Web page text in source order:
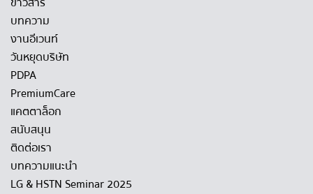
บทความ
งานอีเวนท์
วันหยุดบริษัท
PDPA
PremiumCare
แคตตาล็อก
สนับสนุน
ติดต่อเรา
บทความแนะนำ
LG & HSTN Seminar 2025